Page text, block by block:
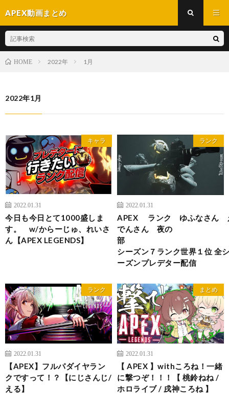
APEX動画まとめ
HOME 2022年 1月
2022年1月
キャラ
2022.01.31
今日も今日とて1000盛しま
す。 w/からーじゅ、れいさ
ん【APEX LEGENDS】
ランク
2022.01.31
APEX ランク ゆふなさん
でんさん 夜の
シーズン７ランク世界１位 全
ーズンプレデター配信
ランク
2022.01.31
【APEX】フルパダイヤラン
クですって！？【にじさんじ/
える】
まとめ
2022.01.31
【 APEX 】withころね！一緒
に撃つぞ！！！【 桃鈴ねね /
ホロライブ / 戌神ころね 】